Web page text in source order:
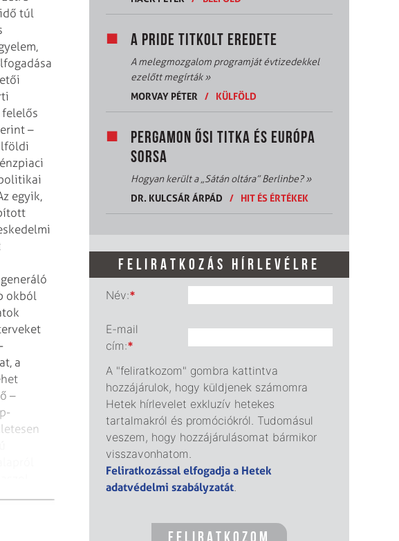
túl
–
egyik,
okból
a
–
A PRIDE TITKOLT EREDETE
A melegmozgalom programját évtizedekkel
ezelőtt megírták»
MORVAY PÉTER
/ KÜLFÖLD
PERGAMON ŐSI TITKA ÉS EURÓPA
SORSA
Hogyan került a „Sátán oltára” Berlinbe?»
DR. KULCSÁR ÁRPÁD
/ HIT ÉS ÉRTÉKEK
FELIRATKOZÁS HÍRLEVÉLRE
Név:*
E-mail
cím:*
A "feliratkozom" gombra kattintva
hozzájárulok, hogy küldjenek számomra
Hetek hírlevelet exkluzív hetekes
tartalmakról és promóciókról. Tudomásul
veszem, hogy hozzájárulásomat bármikor
visszavonhatom.
Feliratkozással elfogadja a Hetek
adatvédelmi szabályzatát.